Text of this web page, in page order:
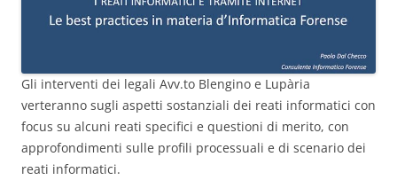
Gli interventi dei legali Avv.to Blengino e Lupària
verteranno sugli aspetti sostanziali dei reati informatici con
focus su alcuni reati specifici e questioni di merito, con
approfondimenti sulle profili processuali e di scenario dei
reati informatici.